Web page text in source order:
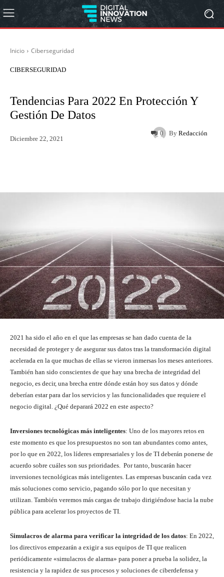
Inicio Ciberseguridad
CIBERSEGURIDAD
Tendencias Para 2022 En Protección Y
Gestión De Datos
By Redacción
Diciembre 22, 2021
0
2021 ha sido el año en el que las empresas se han dado cuenta de la
necesidad de proteger y de asegurar sus datos tras la transformación digital
acelerada en la que muchas de ellas se vieron inmersas los meses anteriores.
También han sido conscientes de que hay una brecha de integridad del
negocio, es decir, una brecha entre dónde están hoy sus datos y dónde
deberían estar para dar los servicios y las funcionalidades que requiere el
negocio digital. ¿Qué deparará 2022 en este aspecto?
Inversiones tecnológicas más inteligentes: Uno de los mayores retos en
este momento es que los presupuestos no son tan abundantes como antes,
por lo que en 2022, los líderes empresariales y los de TI deberán ponerse de
acuerdo sobre cuáles son sus prioridades. Por tanto, buscarán hacer
inversiones tecnológicas más inteligentes. Las empresas buscarán cada vez
más soluciones como servicio, pagando sólo por lo que necesitan y
utilizan. También veremos más cargas de trabajo dirigiéndose hacia la nube
pública para acelerar los proyectos de TI.
Simulacros de alarma para verificar la integridad de los datos: En 2022,
los directivos empezarán a exigir a sus equipos de TI que realicen
periódicamente «simulacros de alarma» para poner a prueba la solidez, la
resistencia y la rapidez de sus procesos y soluciones de ciberdefensa y